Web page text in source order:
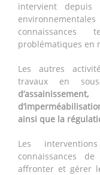
intervient depuis
problématiques en
Les autres
travaux en
ainsi que la
Les
connaissances
affronter et gérer